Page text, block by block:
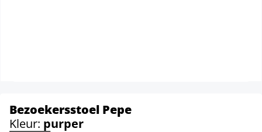
Bezoekersstoel Pepe
Kleur: purper